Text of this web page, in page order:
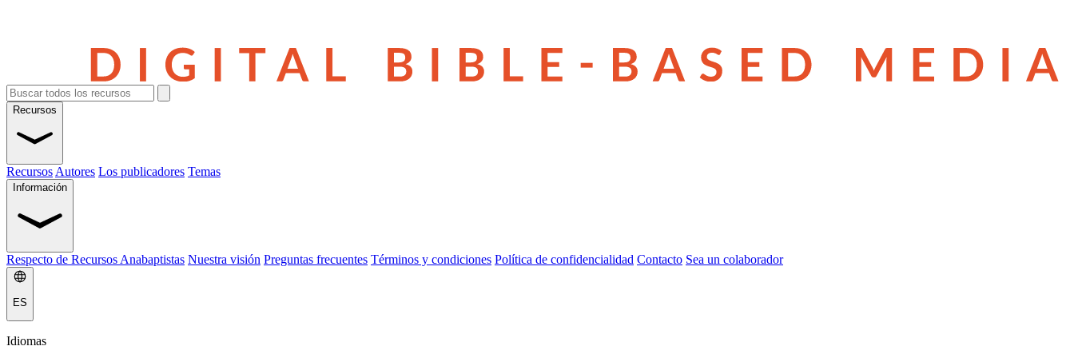
Recursos
Recursos Autores Los publicadores Temas
Información
Respecto de Recursos Anabaptistas Nuestra visión Preguntas frecuentes Términos y condiciones Política de confidencialidad Contacto Sea un colaborador
ES
Idiomas